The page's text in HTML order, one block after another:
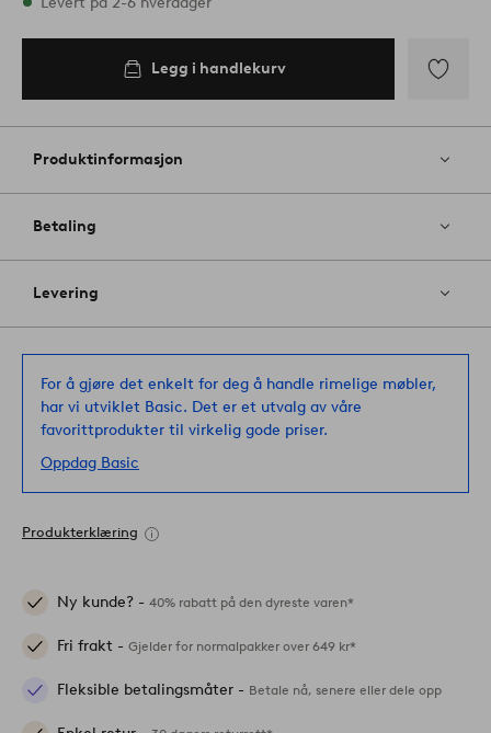
Legg i handlekurv
til
Produktinformasjon
Betaling
Levering
For å gjøre det enkelt for deg å handle rimelige møbler,
har vi utviklet Basic. Det er et utvalg av våre
favorittprodukter til virkelig gode priser.
Oppdag Basic
Produkterklæring
Ny kunde? - 40% rabatt på den dyreste varen*
Fri frakt - Gjelder for normalpakker over 649 kr*
Fleksible betalingsmåter - Betale nå, senere eller dele opp